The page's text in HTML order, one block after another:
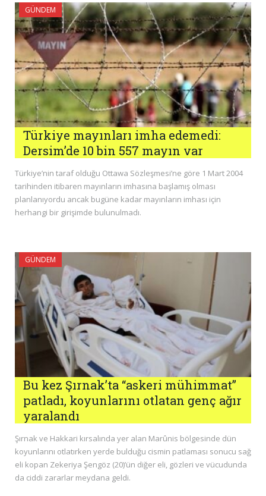
GÜNDEM
Türkiye mayınları imha edemedi:
Dersim’de 10 bin 557 mayın var
Türkiye’nin taraf olduğu Ottawa Sözleşmesi’ne göre 1 Mart 2004
tarihinden itibaren mayınların imhasına başlamış olması
planlanıyordu ancak bugüne kadar mayınların imhası için
herhangi bir girişimde bulunulmadı.
GÜNDEM
Bu kez Şırnak’ta “askeri mühimmat”
patladı, koyunlarını otlatan genç ağır
yaralandı
Şırnak ve Hakkari kırsalında yer alan Marûnis bölgesinde dün
koyunlarını otlatırken yerde bulduğu cismin patlaması sonucu sağ
eli kopan Zekeriya Şengöz (20)’ün diğer eli, gözleri ve vücudunda
da ciddi zararlar meydana geldi.